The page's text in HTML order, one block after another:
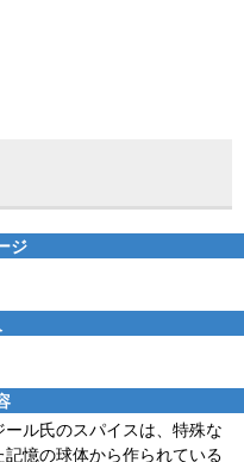
ジ
ル氏のスパイスは、特殊な
憶の球体から作られている